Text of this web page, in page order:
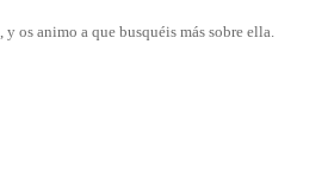
os animo a que busquéis más sobre ella.